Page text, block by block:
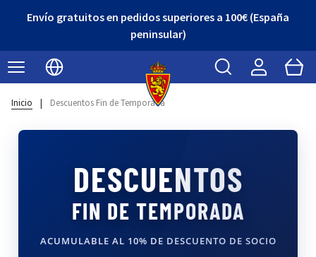
¡Descubre nuestro Outlet con grandes descuentos!
Seleccionar idioma
Buscar Cart
Inicio | Descuentos Fin de Temporada
DESCUENTOS
FIN DE TEMPORADA
ACUMULABLE AL 10% DE DESCUENTO DE SOCIO